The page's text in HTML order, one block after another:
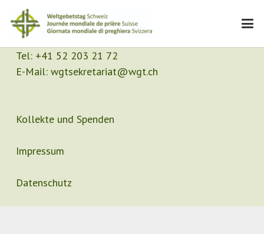
Kontakt
Sekretariat
Tel: +41 52 203 21 72
E-Mail: wgtsekretariat@wgt.ch
Kollekte und Spenden
Impressum
Datenschutz